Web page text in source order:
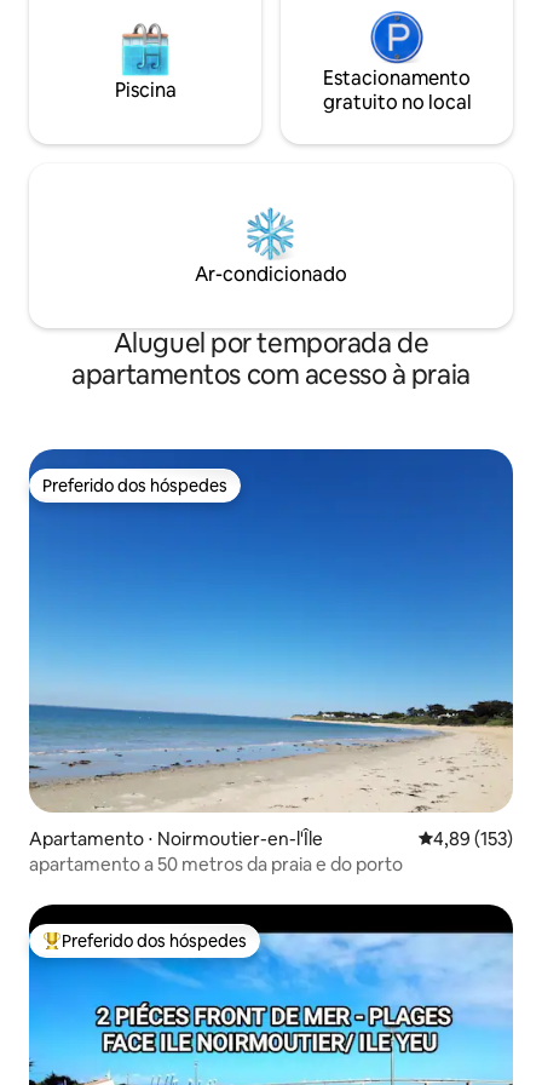
Piscina
Estacionamento
gratuito no local
Ar-condicionado
Aluguel por temporada de
apartamentos com acesso à praia
Preferido dos hóspedes
Preferido dos hóspedes
Apartamento ⋅ Noirmoutier-en-l'Île 4,89 de uma
4,89 (153)
apartamento a 50 metros da praia e do porto
Entre os melhores preferidos dos hóspedes
Preferido dos hóspedes